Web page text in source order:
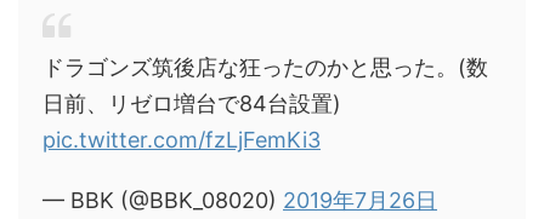
ドラゴンズ筑後店な狂ったのかと思った。(数
日前、リゼロ増台で84台設置)
pic.twitter.com/fzLjFemKi3
— BBK (@BBK_08020) 2019年7月26日